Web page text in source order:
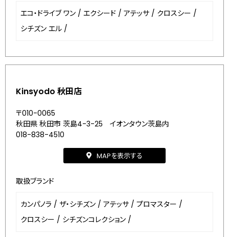
エコ・ドライブ ワン / エクシード / アテッサ / クロスシー /
シチズン エル /
Kinsyodo 秋田店
〒010-0065
秋田県 秋田市 茨島4-3-25 イオンタウン茨島内
018-838-4510
MAPを表示する
取扱ブランド
カンパノラ / ザ・シチズン / アテッサ / プロマスター /
クロスシー / シチズンコレクション /